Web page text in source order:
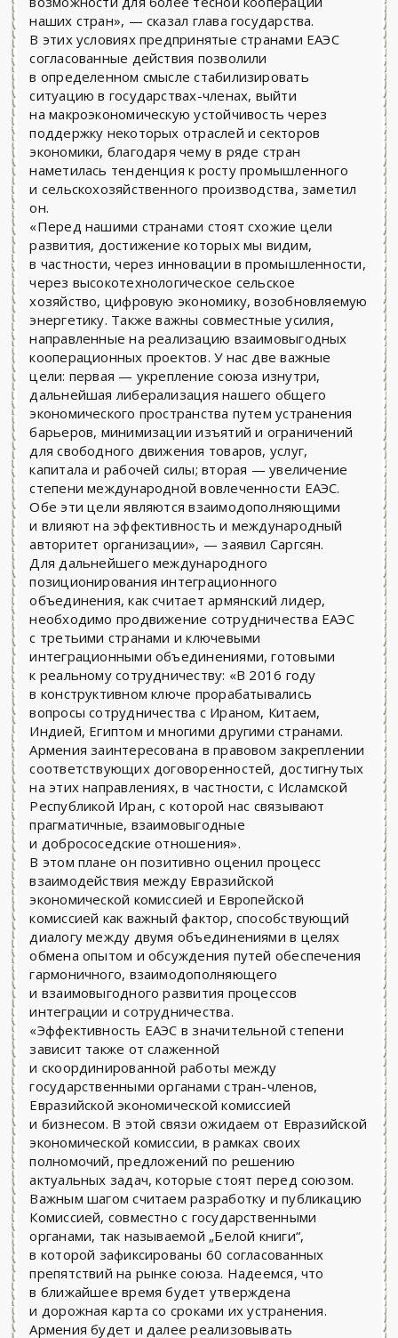
наших стран», — сказал глава государства.
В этих условиях предпринятые странами ЕАЭС
согласованные действия позволили
в определенном смысле стабилизировать
ситуацию в государствах-членах, выйти
на макроэкономическую устойчивость через
поддержку некоторых отраслей и секторов
экономики, благодаря чему в ряде стран
наметилась тенденция к росту промышленного
и сельскохозяйственного производства, заметил
он.
«Перед нашими странами стоят схожие цели
развития, достижение которых мы видим,
в частности, через инновации в промышленности,
через высокотехнологическое сельское
хозяйство, цифровую экономику, возобновляемую
энергетику. Также важны совместные усилия,
направленные на реализацию взаимовыгодных
кооперационных проектов. У нас две важные
цели: первая — укрепление союза изнутри,
дальнейшая либерализация нашего общего
экономического пространства путем устранения
барьеров, минимизации изъятий и ограничений
для свободного движения товаров, услуг,
капитала и рабочей силы; вторая — увеличение
степени международной вовлеченности ЕАЭС.
Обе эти цели являются взаимодополняющими
и влияют на эффективность и международный
авторитет организации», — заявил Саргсян.
Для дальнейшего международного
позиционирования интеграционного
объединения, как считает армянский лидер,
необходимо продвижение сотрудничества ЕАЭС
с третьими странами и ключевыми
интеграционными объединениями, готовыми
к реальному сотрудничеству: «В 2016 году
в конструктивном ключе прорабатывались
вопросы сотрудничества с Ираном, Китаем,
Индией, Египтом и многими другими странами.
Армения заинтересована в правовом закреплении
соответствующих договорeнностей, достигнутых
на этих направлениях, в частности, с Исламской
Республикой Иран, с которой нас связывают
прагматичные, взаимовыгодные
и добрососедские отношения».
В этом плане он позитивно оценил процесс
взаимодействия между Евразийской
экономической комиссией и Европейской
комиссией как важный фактор, способствующий
диалогу между двумя объединениями в целях
обмена опытом и обсуждения путей обеспечения
гармоничного, взаимодополняющего
и взаимовыгодного развития процессов
интеграции и сотрудничества.
«Эффективность ЕАЭС в значительной степени
зависит также от слаженной
и скоординированной работы между
государственными органами стран-членов,
Евразийской экономической комиссией
и бизнесом. В этой связи ожидаем от Евразийской
экономической комиссии, в рамках своих
полномочий, предложений по решению
актуальных задач, которые стоят перед союзом.
Важным шагом считаем разработку и публикацию
Комиссией, совместно с государственными
органами, так называемой „Белой книги“,
в которой зафиксированы 60 согласованных
препятствий на рынке союза. Надеемся, что
в ближайшее время будет утверждена
и дорожная карта со сроками их устранения.
Армения будет и далее реализовывать